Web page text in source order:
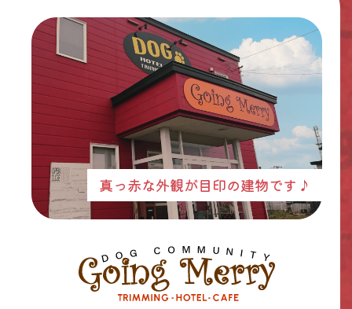
真っ赤な外観が目印の建物です♪